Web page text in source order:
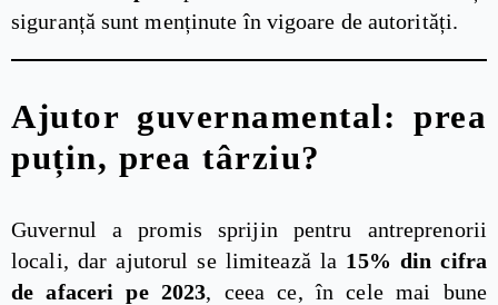
siguranță sunt menținute în vigoare de autorități.
Ajutor guvernamental: prea
puțin, prea târziu?
Guvernul a promis sprijin pentru antreprenorii
locali, dar ajutorul se limitează la 15% din cifra
de afaceri pe 2023, ceea ce, în cele mai bune